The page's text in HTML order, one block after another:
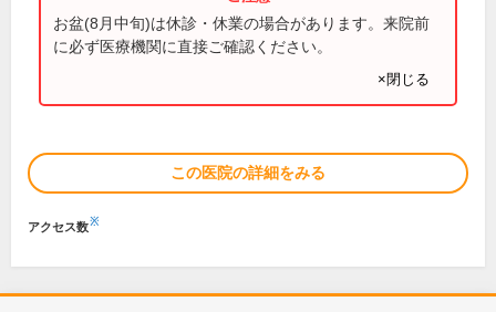
お盆(8月中旬)は休診・休業の場合があります。来院前
に必ず医療機関に直接ご確認ください。
×閉じる
この医院の詳細をみる
アクセス数※